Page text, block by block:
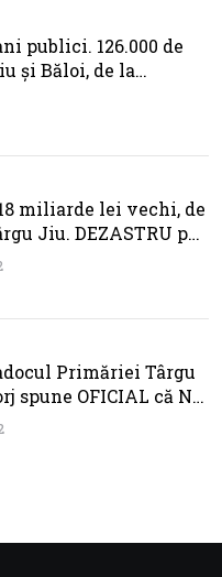
publici. 126.000 de
și Băloi, de la
miliarde lei vechi, de
Jiu. DEZASTRU pe
Primăriei Târgu
spune OFICIAL că NU